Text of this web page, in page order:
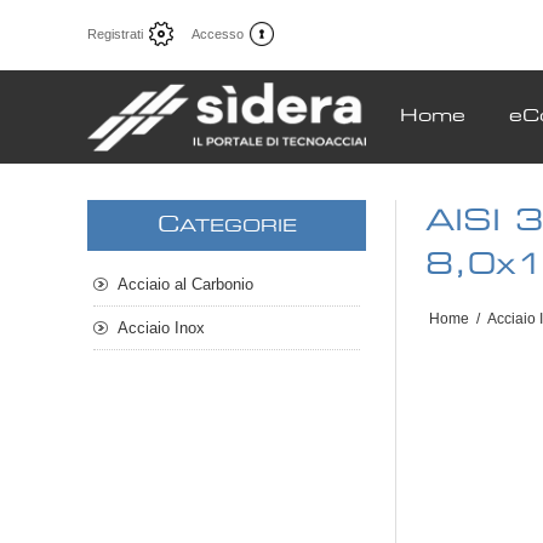
Registrati Accesso
Home
AISI
Home / Acciaio
CATEGORIE
Acciaio al Carbonio
Acciaio Inox